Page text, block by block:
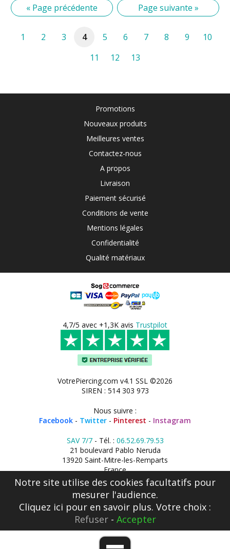
« Page précédente Page suivante »
1 2 3 4 5 6 7 8 9
10
11
12 13
Promotions
Nouveaux produits
Meilleures ventes
Contactez-nous
A propos
Livraison
Paiement sécurisé
Conditions de vente
Mentions légales
Confidentialité
Qualité matériaux
4,7/5 avec +1,3K avis Trustpilot
VotrePiercing.com v4.1 SSL ©2026
SIREN : 514 303 973
Nous suivre :
Facebook - Twitter - Pinterest - Instagram
SAV 7/7- Tél. : 06.52.69.79.53
21 boulevard Pablo Neruda
13920 Saint-Mitre-les-Remparts
France
Notre site utilise des cookies facultatifs pour
mesurer l'audience.
Cliquez ici pour en savoir plus. Votre choix :
Refuser- Accepter